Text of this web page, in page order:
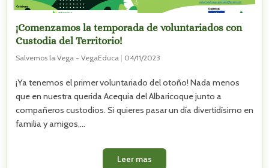
¡Comenzamos la temporada de voluntariados con
Custodia del Territorio!
Salvemos la Vega - VegaEduca | 04/11/2023
¡Ya tenemos el primer voluntariado del otoño! Nada menos
que en nuestra querida Acequia del Albaricoque junto a
compañeros custodios. Si quieres pasar un día divertidísimo en
familia y amigos,…
Leer mas